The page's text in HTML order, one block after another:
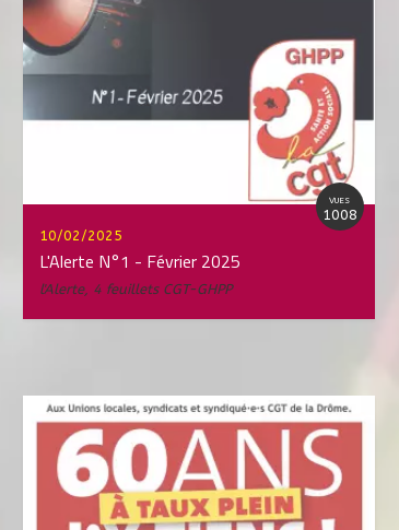
10/02/2025
L'Alerte N°1 - Février 2025
l'Alerte, 4 feuillets CGT-GHPP
VUES
1008